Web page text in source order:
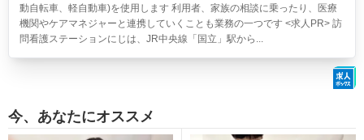
動自転車、軽自動車)を使用します 利用者、家族の相談に乗ったり、医療
機関やケアマネジャーと連携していくことも業務の一つです <求人PR> 訪
問看護ステーションにじは、JR中央線「国立」駅から...
今、あなたにオススメ